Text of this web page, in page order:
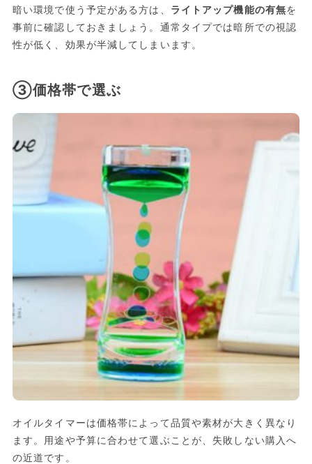
暗い環境で使う予定がある方は、 ライトアップ機能の有無を
事前に確認しておきましょう。通常タイプでは暗所での視認
性が低く、効果が半減してしまいます。
③価格帯で選ぶ
オイルタイマーは価格帯によって品質や素材が大きく異なり
ます。用途や予算に合わせて選ぶことが、失敗しない購入へ
の近道です。